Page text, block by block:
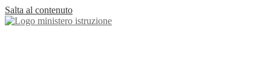
Salta al contenuto